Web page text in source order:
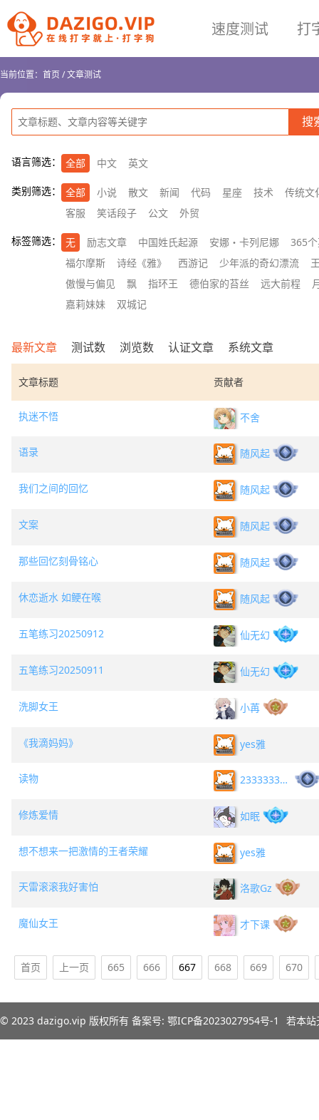
速度测试 打
当前位置： 首页/文章测试
语言筛选： 全部 中文 英文
类别筛选： 全部 小说 散文 新闻 代码 星座 技术
传统文
客服
笑话段子 公文 外贸
标签筛选： 无 励志文章 中国姓氏起源 安娜・卡列尼娜
365
福尔摩斯
诗经《雅》 西游记 少年派的奇幻漂流
傲慢与偏见
飘 指环王 德伯家的苔丝 远大前程
嘉莉妹妹
双城记
最新文章 测试数 浏览数 认证文章 系统文章
文章标题 贡献者
执迷不悟 不舍
语录 随风起
我们之间的回忆 随风起
文案 随风起
那些回忆刻骨铭心 随风起
休恋逝水 如鲠在喉 随风起
五笔练习20250912 仙无幻
五笔练习20250911 仙无幻
洗脚女王 小苒
《我滴妈妈》 yes雅
读物 2333333333
修炼爱情 如眠
想不想来一把激情的王者荣耀 yes雅
天雷滚滚我好害怕 洛歌Gz
魔仙女王 才下课
首页 上一页 665 666 667 668 669 670
© 2023 dazigo.vip 版权所有 备案号: 鄂ICP备2023027954号-1 若本